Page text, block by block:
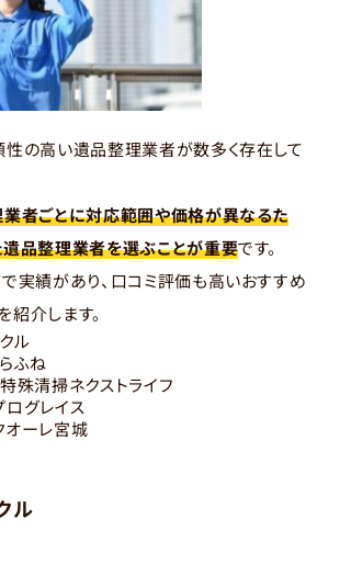
性の高い遺品整理業者が数多く存在して
者ごとに対応範囲や価格が異なるた
遺品整理業者を選ぶことが重要です。
実績があり、口コミ評価も高いおすすめ
介します。
ル
ふね
殊清掃ネクストライフ
グレイス
ーレ宮城
ル